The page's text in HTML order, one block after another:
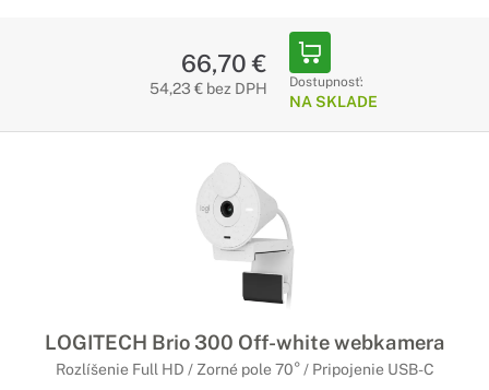
66,70 €
54,23 € bez DPH Dostupnosť:
NA SKLADE
LOGITECH Brio 300 Off-white webkamera
Rozlíšenie Full HD / Zorné pole 70° / Pripojenie USB-C